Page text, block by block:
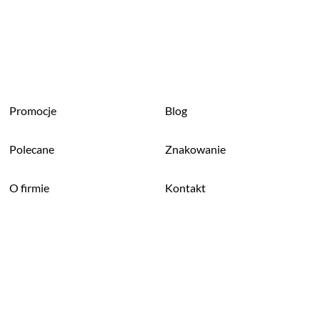
Promocje
Polecane
O firmie
Blog
Znakowanie
Kontakt